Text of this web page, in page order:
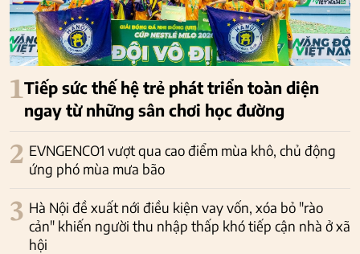
1Tiếp sức thế hệ trẻ phát triển toàn diện
ngay từ những sân chơi học đường
2 EVNGENCO1 vượt qua cao điểm mùa khô, chủ động
ứng phó mùa mưa bão
3 Hà Nội đề xuất nới điều kiện vay vốn, xóa bỏ "rào
cản" khiến người thu nhập thấp khó tiếp cận nhà ở xã
hội